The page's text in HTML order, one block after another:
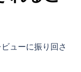
ビューに振り回さ